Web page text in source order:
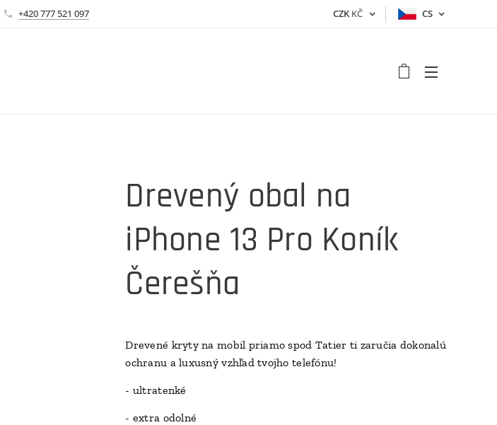
+420 777 521 097 CZK KČ CS
Drevený obal na
iPhone 13 Pro Koník
Čerešňa
Drevené kryty na mobil priamo spod Tatier ti zaručia dokonalú
ochranu a luxusný vzhľad tvojho telefónu!
- ultratenké
- extra odolné